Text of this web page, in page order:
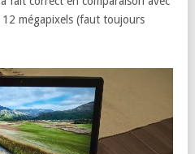
mégapixels (faut toujours